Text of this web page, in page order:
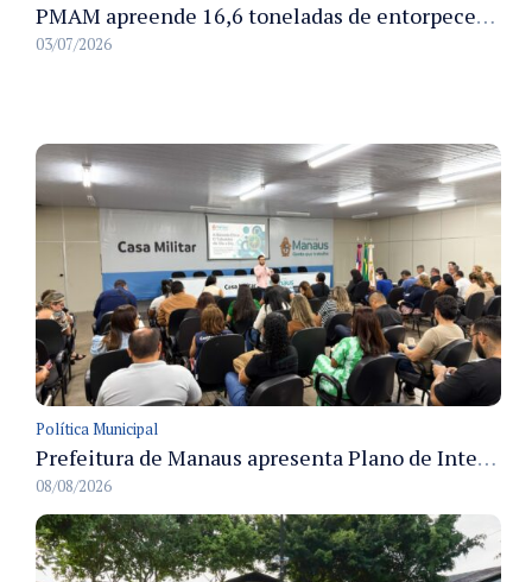
PMAM apreende 16,6 toneladas de entorpecentes e registra aumento nas prisões em flagrante e nas capturas de foragidos no primeiro semestre de 2026
03/07/2026
Política Municipal
Prefeitura de Manaus apresenta Plano de Integridade da CGM e qualifica servidores para governança e conformidade no biênio 2027-2028
08/08/2026